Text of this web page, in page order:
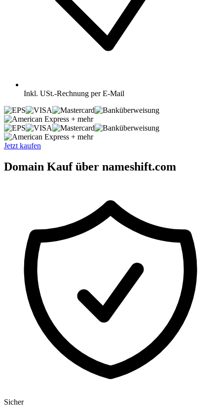
Inkl. USt.-Rechnung per E-Mail
+ mehr
+ mehr
Jetzt kaufen
Domain Kauf über nameshift.com
Sicher